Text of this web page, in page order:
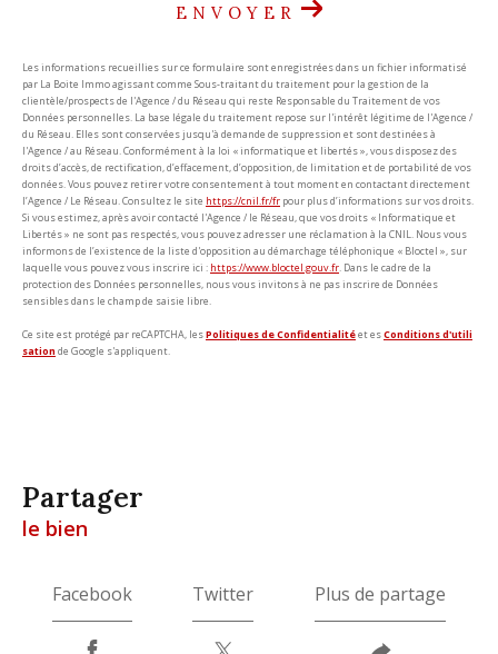
ENVOYER
Les informations recueillies sur ce formulaire sont enregistrées dans un fichier informatisé
par La Boite Immo agissant comme Sous-traitant du traitement pour la gestion de la
clientèle/prospects de l'Agence / du Réseau qui reste Responsable du Traitement de vos
Données personnelles. La base légale du traitement repose sur l'intérêt légitime de l'Agence /
du Réseau. Elles sont conservées jusqu'à demande de suppression et sont destinées à
l'Agence / au Réseau. Conformément à la loi « informatique et libertés », vous disposez des
droits d’accès, de rectification, d’effacement, d’opposition, de limitation et de portabilité de vos
données. Vous pouvez retirer votre consentement à tout moment en contactant directement
l’Agence / Le Réseau. Consultez le site https://cnil.fr/fr pour plus d’informations sur vos droits.
Si vous estimez, après avoir contacté l'Agence / le Réseau, que vos droits « Informatique et
Libertés » ne sont pas respectés, vous pouvez adresser une réclamation à la CNIL. Nous vous
informons de l’existence de la liste d'opposition au démarchage téléphonique « Bloctel », sur
laquelle vous pouvez vous inscrire ici : https://www.bloctel.gouv.fr. Dans le cadre de la
protection des Données personnelles, nous vous invitons à ne pas inscrire de Données
sensibles dans le champ de saisie libre.
Ce site est protégé par reCAPTCHA, lesPolitiques de Confidentialitéet esConditions d'utili
sation de Google s'appliquent.
partager
le bien
Facebook Twitter Plus de partage